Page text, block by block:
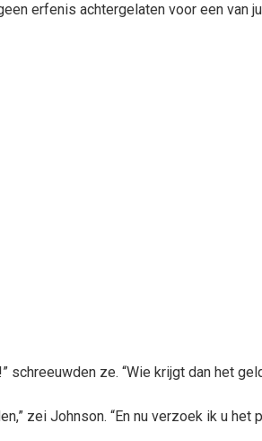
erfenis achtergelaten voor een van
schreeuwden ze. “Wie krijgt dan het
zei Johnson. “En nu verzoek ik u het